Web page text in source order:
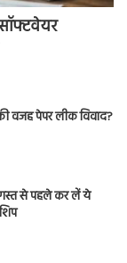
वजह पेपर लीक विवाद?
से पहले कर लें ये